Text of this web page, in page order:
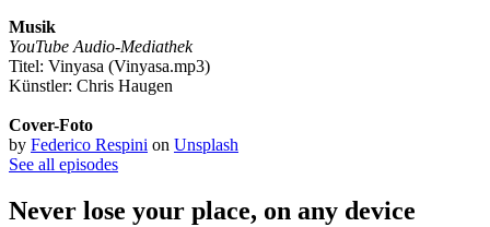
Musik
YouTube Audio-Mediathek
Titel: Vinyasa (Vinyasa.mp3)
Künstler: Chris Haugen
Cover-Foto
by Federico Respini on Unsplash
See all episodes
Never lose your place, on any device